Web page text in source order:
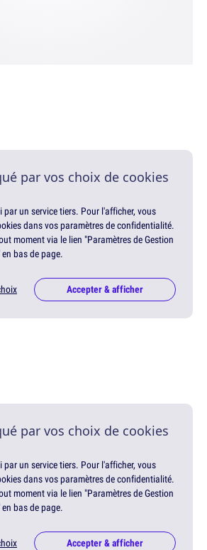
par vos choix de cookies
par un service tiers. Pour l'afficher, vous
dans vos paramètres de confidentialité.
moment via le lien "Paramètres de Gestion
bas de page.
Accepter & afficher
par vos choix de cookies
par un service tiers. Pour l'afficher, vous
dans vos paramètres de confidentialité.
moment via le lien "Paramètres de Gestion
bas de page.
Accepter & afficher